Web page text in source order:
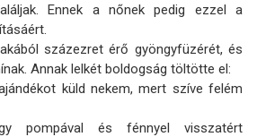
Ennek a nőnek pedig ezzel a
százezret érő gyöngyfüzérét, és
Annak lelkét boldogság töltötte el:
küld nekem, mert szíve felém
pompával és fénnyel visszatért